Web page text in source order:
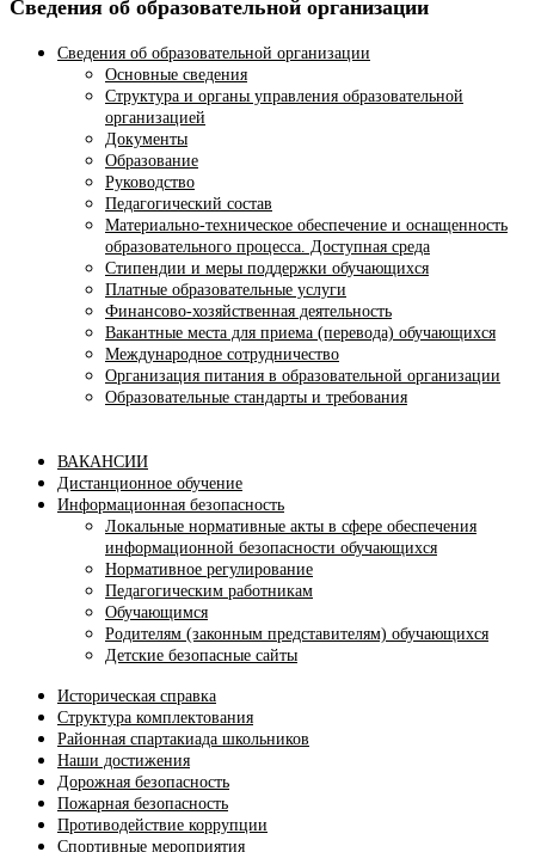
Сведения об образовательной организации
Сведения об образовательной организации
Основные сведения
Структура и органы управления образовательной
организацией
Документы
Образование
Руководство
Педагогический состав
Материально-техническое обеспечение и оснащенность
образовательного процесса. Доступная среда
Стипендии и меры поддержки обучающихся
Платные образовательные услуги
Финансово-хозяйственная деятельность
Вакантные места для приема (перевода) обучающихся
Международное сотрудничество
Организация питания в образовательной организации
Образовательные стандарты и требования
ВАКАНСИИ
Дистанционное обучение
Информационная безопасность
Локальные нормативные акты в сфере обеспечения
информационной безопасности обучающихся
Нормативное регулирование
Педагогическим работникам
Обучающимся
Родителям (законным представителям) обучающихся
Детские безопасные сайты
Историческая справка
Структура комплектования
Районная спартакиада школьников
Наши достижения
Дорожная безопасность
Пожарная безопасность
Противодействие коррупции
Спортивные мероприятия